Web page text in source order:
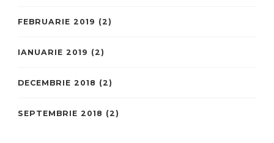
FEBRUARIE 2019 (2)
IANUARIE 2019 (2)
DECEMBRIE 2018 (2)
SEPTEMBRIE 2018 (2)